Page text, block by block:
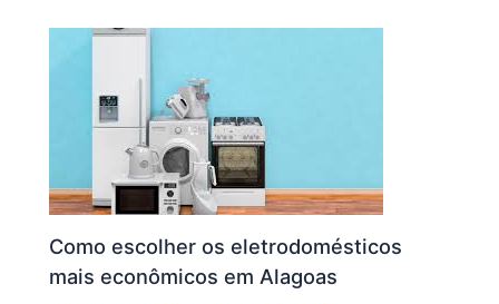
Como escolher os eletrodomésticos
mais econômicos em Alagoas